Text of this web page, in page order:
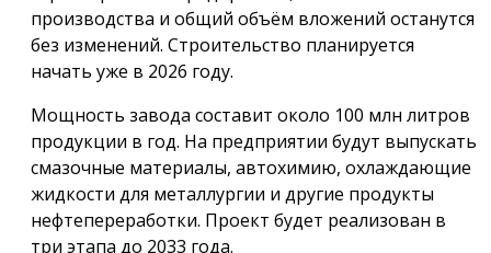
производства и общий объём вложений останутся
без изменений. Строительство планируется
начать уже в 2026 году.
Мощность завода составит около 100 млн литров
продукции в год. На предприятии будут выпускать
смазочные материалы, автохимию, охлаждающие
жидкости для металлургии и другие продукты
нефтепереработки. Проект будет реализован в
три этапа до 2033 года.